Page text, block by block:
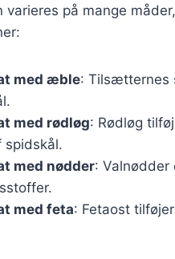
varieres på mange
med æble: Tilsætternes
med rødløg: Rødløg
spidskål.
med nødder: Valnødder
med feta: Fetaost